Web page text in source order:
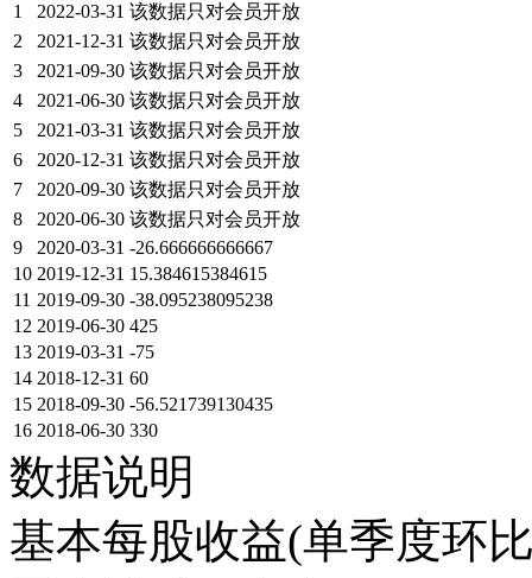
1
2022-03-31 该数据只对会员开放
2
2021-12-31 该数据只对会员开放
3
2021-09-30 该数据只对会员开放
4
2021-06-30 该数据只对会员开放
5
2021-03-31 该数据只对会员开放
6
2020-12-31 该数据只对会员开放
7
2020-09-30 该数据只对会员开放
8
2020-06-30 该数据只对会员开放
9
2020-03-31 -26.666666666667
10 2019-12-31 15.384615384615
11 2019-09-30 -38.095238095238
12 2019-06-30 425
13 2019-03-31 -75
14 2018-12-31 60
15 2018-09-30 -56.521739130435
16 2018-06-30 330
数据说明
基本每股收益(单季度环